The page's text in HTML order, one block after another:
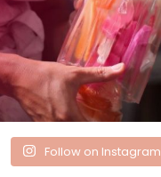
Follow on Instagram